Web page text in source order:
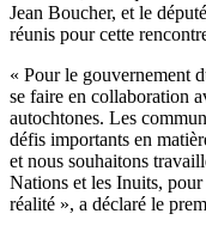
Jean Boucher, et le
réunis pour cette
« Pour le gouvernement
se faire en collaboration
autochtones. Les
défis importants en
et nous souhaitons
Nations et les Inuits,
réalité », a déclaré le